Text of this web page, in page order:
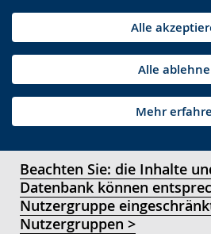
Alle
Alle
Mehr
Beachten Sie: die Inhalte
Datenbank können
Nutzergruppe
Nutzergruppen >